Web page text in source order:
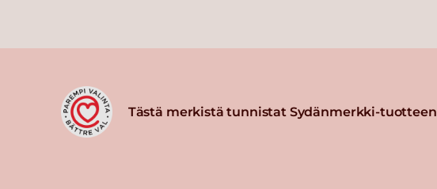
Tästä merkistä tunnistat Sydänmerkki-tuotteen